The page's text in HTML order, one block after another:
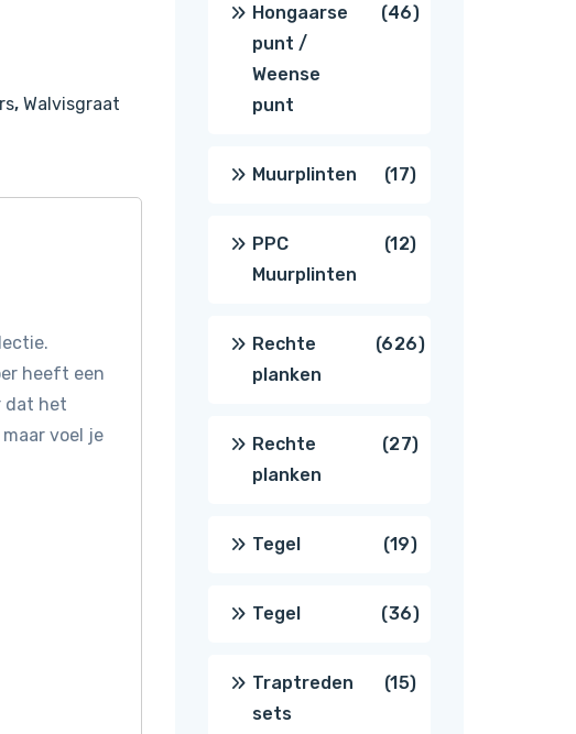
, Walvisgraat
heeft een
dat het
voel je
Hongaarse
punt /
Weense
punt
4646
Muurplinten 1717
producten
PPC
Muurplinten
1212
Rechte
planken
626626
Rechte
planken
2727
Tegel 1919
producten
Tegel 3636
producten
Traptreden
sets
1515